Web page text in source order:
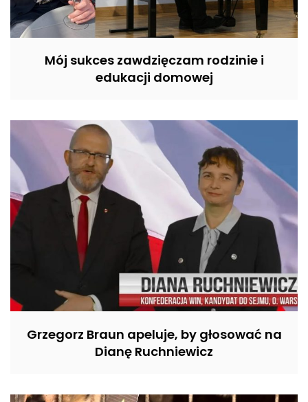
Mój sukces zawdzięczam rodzinie i
edukacji domowej
Grzegorz Braun apeluje, by głosować na
Dianę Ruchniewicz